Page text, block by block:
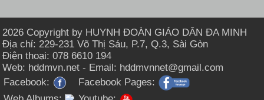
2026 Copyright by HUYNH ĐOÀN GIÁO DÂN ĐA MINH
Địa chỉ: 229-231 Võ Thị Sáu, P.7, Q.3, Sài Gòn
Điện thoại: 078 6610 194
Web: hddmvn.net - Email: hddmvnnet@gmail.com
Facebook:
Facebook Pages: